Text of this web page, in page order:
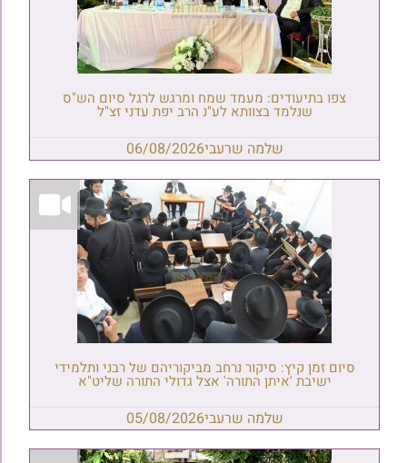
צפו בתיעודים: מעמד שמח ומרגש לרגל סיום הש"ס
שנלמד בצוותא לע"נ הרב יפת עדני זצ"ל
שלמה שרעבי06/08/2026
סיום זמן קיץ: סיקור נרחב מביקוריהם של רבני ותלמידי
ישיבת 'איתן התורה' אצל גדולי התורה שליט"א
שלמה שרעבי05/08/2026